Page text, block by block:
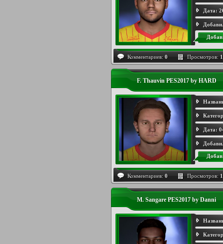
Дата:
Комментариев: 0 Просмотров:
F. Thauvin PES2017 by HARD
Дата:
Комментариев: 0 Просмотров:
M. Sangare PES2017 by Danni